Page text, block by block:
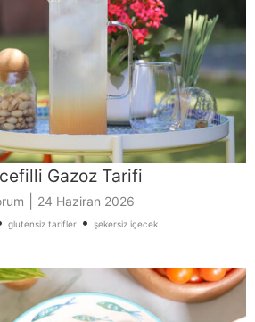
Gazoz Tarifi
24 Haziran 2026
glutensiz tarifler• şekersiz içecek